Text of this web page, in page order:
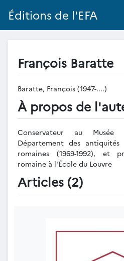
Éditions de l'EFA
François Baratte
Baratte, François (1947-....)
À propos de
Conservateur au
Département des antiquités
romaines (1969-1992), et
romaine à l'École du Louvre
Articles (2)